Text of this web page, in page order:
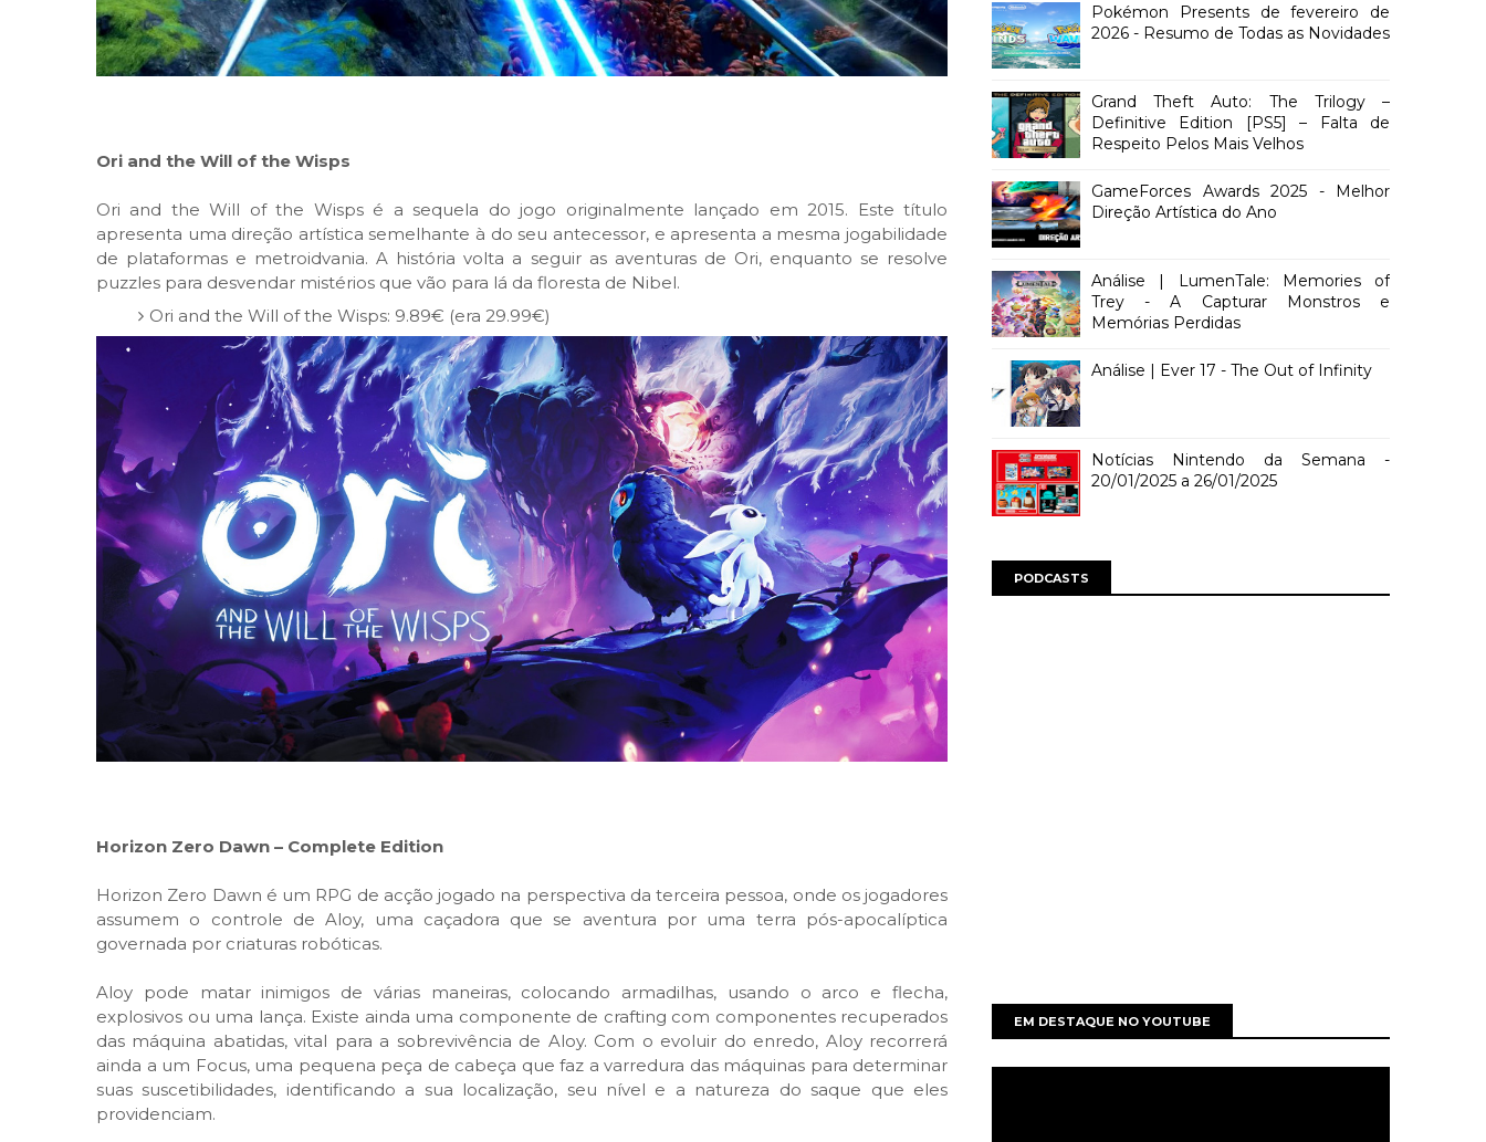
Ori and the Will of the Wisps
Ori and the Will of the Wisps é a sequela do jogo originalmente lançado em 2015. Este título
apresenta uma direção artística semelhante à do seu antecessor, e apresenta a mesma jogabilidade
de plataformas e metroidvania. A história volta a seguir as aventuras de Ori, enquanto se resolve
puzzles para desvendar mistérios que vão para lá da floresta de Nibel.
Ori and the Will of the Wisps: 9.89€ (era 29.99€)
Horizon Zero Dawn – Complete Edition
Horizon Zero Dawn é um RPG de acção jogado na perspectiva da terceira pessoa, onde os jogadores
assumem o controle de Aloy, uma caçadora que se aventura por uma terra pós-apocalíptica
governada por criaturas robóticas.
Aloy pode matar inimigos de várias maneiras, colocando armadilhas, usando o arco e flecha,
explosivos ou uma lança. Existe ainda uma componente de crafting com componentes recuperados
das máquina abatidas, vital para a sobrevivência de Aloy. Com o evoluir do enredo, Aloy recorrerá
ainda a um Focus, uma pequena peça de cabeça que faz a varredura das máquinas para determinar
suas suscetibilidades, identificando a sua localização, seu nível e a natureza do saque que eles
providenciam.
Pokémon Presents de fevereiro de
2026 - Resumo de Todas as Novidades
Grand Theft Auto: The Trilogy –
Definitive Edition [PS5] – Falta de
Respeito Pelos Mais Velhos
GameForces Awards 2025 - Melhor
Direção Artística do Ano
Análise | LumenTale: Memories of
Trey - A Capturar Monstros e
Memórias Perdidas
Análise | Ever 17 - The Out of Infinity
Notícias Nintendo da Semana -
20/01/2025 a 26/01/2025
PODCASTS
EM DESTAQUE NO YOUTUBE